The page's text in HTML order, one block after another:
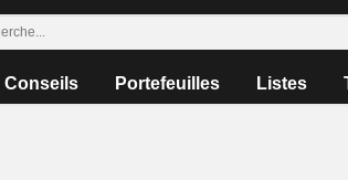
Conseils Portefeuilles Listes